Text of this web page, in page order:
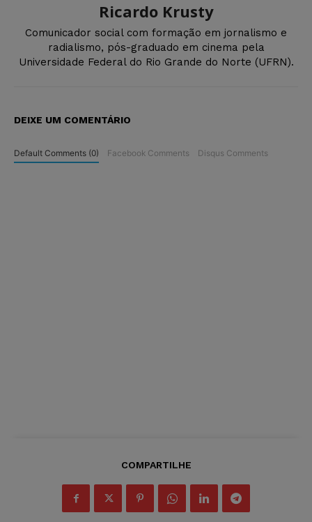
Ricardo Krusty
Comunicador social com formação em jornalismo e
radialismo, pós-graduado em cinema pela
Universidade Federal do Rio Grande do Norte (UFRN).
DEIXE UM COMENTÁRIO
Default Comments (0) Facebook Comments Disqus Comments
COMPARTILHE